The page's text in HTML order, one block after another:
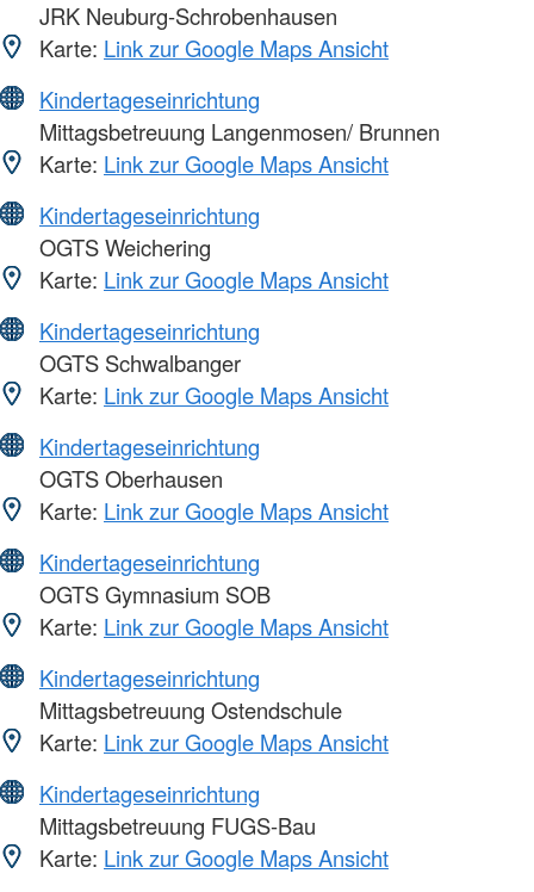
JRK Neuburg-Schrobenhausen
Karte: Link zur Google Maps Ansicht
Kindertageseinrichtung
Mittagsbetreuung Langenmosen/ Brunnen
Karte: Link zur Google Maps Ansicht
Kindertageseinrichtung
OGTS Weichering
Karte: Link zur Google Maps Ansicht
Kindertageseinrichtung
OGTS Schwalbanger
Karte: Link zur Google Maps Ansicht
Kindertageseinrichtung
OGTS Oberhausen
Karte: Link zur Google Maps Ansicht
Kindertageseinrichtung
OGTS Gymnasium SOB
Karte: Link zur Google Maps Ansicht
Kindertageseinrichtung
Mittagsbetreuung Ostendschule
Karte: Link zur Google Maps Ansicht
Kindertageseinrichtung
Mittagsbetreuung FUGS-Bau
Karte: Link zur Google Maps Ansicht